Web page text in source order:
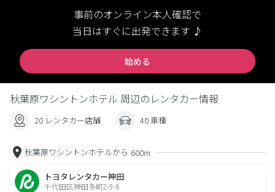
事前のオンライン本人確認で
当日はすぐに出発できます ♪
始める
秋葉原ワシントンホテル 周辺のレンタカー情報
20 レンタカー店舗 40 車種
秋葉原ワシントンホテルから 600m
トヨタレンタカー神田
千代田区神田多町2-9-6